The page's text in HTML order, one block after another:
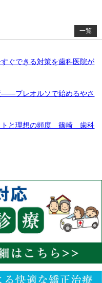
一覧
ぐできる対策を歯科医院が
――プレオルソで始めるやさ
トと理想の頻度 篠崎 歯科